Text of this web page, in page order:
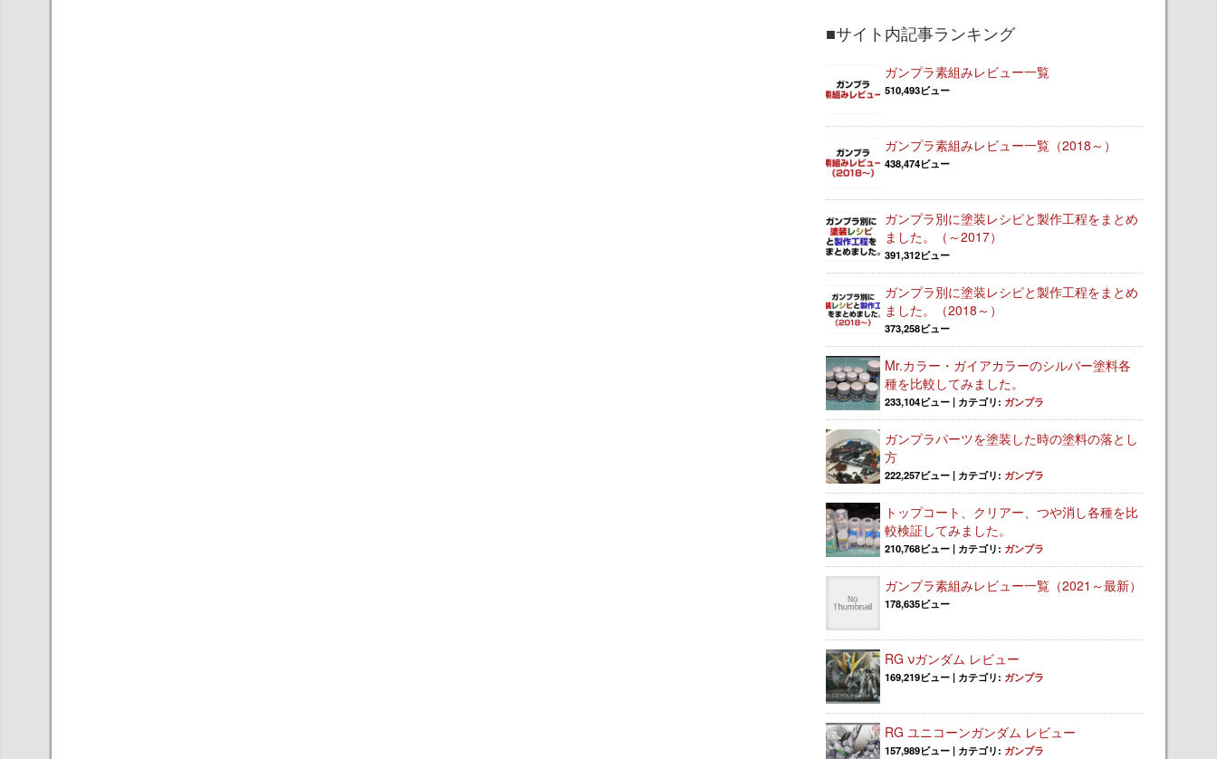
■サイト内記事ランキング
ガンプラ素組みレビュー一覧
510,493ビュー
ガンプラ素組みレビュー一覧（2018～）
438,474ビュー
ガンプラ別に塗装レシピと製作工程をまとめ
ました。（～2017）
391,312ビュー
ガンプラ別に塗装レシピと製作工程をまとめ
ました。（2018～）
373,258ビュー
Mr.カラー・ガイアカラーのシルバー塗料各
種を比較してみました。
233,104ビュー | カテゴリ: ガンプラ
ガンプラパーツを塗装した時の塗料の落とし
方
222,257ビュー | カテゴリ: ガンプラ
トップコート、クリアー、つや消し各種を比
較検証してみました。
210,768ビュー | カテゴリ: ガンプラ
ガンプラ素組みレビュー一覧（2021～最新）
178,635ビュー
RG νガンダム レビュー
169,219ビュー | カテゴリ: ガンプラ
RG ユニコーンガンダム レビュー
157,989ビュー | カテゴリ: ガンプラ